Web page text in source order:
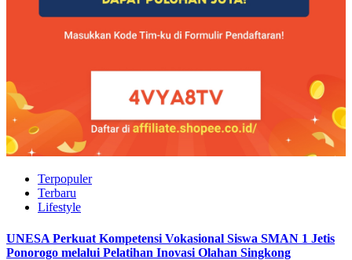
Terpopuler
Terbaru
Lifestyle
UNESA Perkuat Kompetensi Vokasional Siswa SMAN 1 Jetis
Ponorogo melalui Pelatihan Inovasi Olahan Singkong